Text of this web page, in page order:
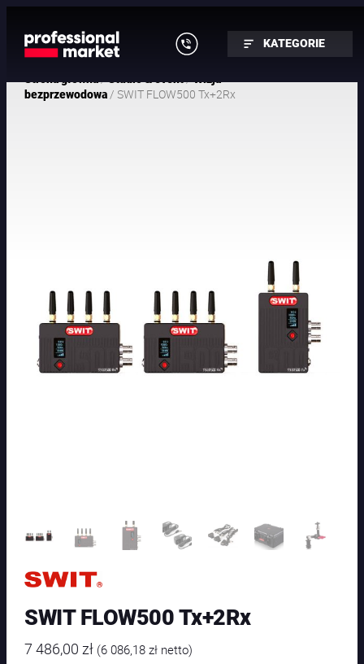
KATEGORIE
/ /
bezprzewodowa/ SWIT FLOW500 Tx+2Rx
SWIT FLOW500 Tx+2Rx
7 486,00zł (6 086,18zł netto)